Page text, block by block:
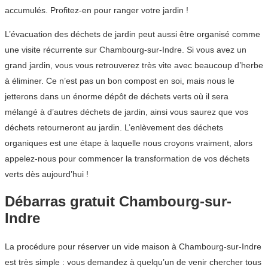
accumulés. Profitez-en pour ranger votre jardin !
L’évacuation des déchets de jardin peut aussi être organisé comme
une visite récurrente sur Chambourg-sur-Indre. Si vous avez un
grand jardin, vous vous retrouverez très vite avec beaucoup d’herbe
à éliminer. Ce n’est pas un bon compost en soi, mais nous le
jetterons dans un énorme dépôt de déchets verts où il sera
mélangé à d’autres déchets de jardin, ainsi vous saurez que vos
déchets retourneront au jardin. L’enlèvement des déchets
organiques est une étape à laquelle nous croyons vraiment, alors
appelez-nous pour commencer la transformation de vos déchets
verts dès aujourd’hui !
Débarras gratuit Chambourg-sur-
Indre
La procédure pour réserver un vide maison à Chambourg-sur-Indre
est très simple : vous demandez à quelqu’un de venir chercher tous